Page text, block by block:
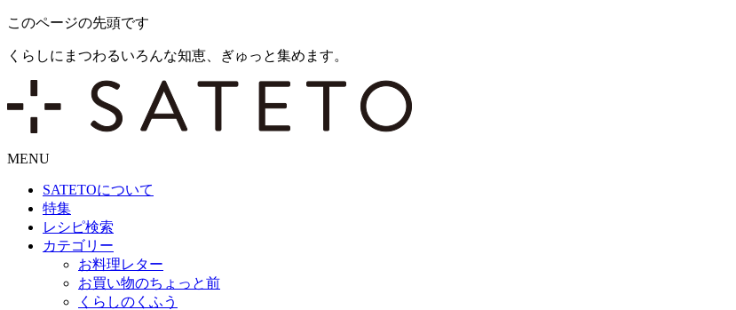
このページの先頭です
くらしにまつわるいろんな知恵、ぎゅっと集めます。
MENU
SATETOについて
特集
レシピ検索
カテゴリー
お料理レター
お買い物のちょっと前
くらしのくふう